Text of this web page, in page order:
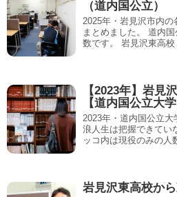
（道内国公立）
2025年・岩見沢市内
まとめました。 道内
数です。 岩見沢東高校
【2023年】岩見
【道内国公立大学
2023年・道内国公立
浪人生は把握できて
ッコ内は現役のみの人
岩見沢東高校か